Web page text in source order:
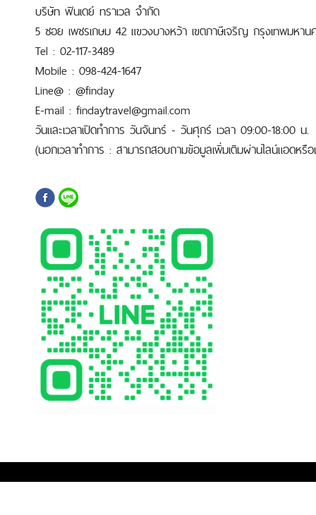
บริษัท ฟินเดย์ ทราเวล จำกัด
5 ซอย เพชรเกษม 42 แขวงบางหว้า เขตภาษีเจริญ กรุงเทพมหาน
Tel : 02-117-3489
Mobile : 098-424-1647
Line@ : @finday
E-mail : findaytravel@gmail.com
วันและเวลาเปิดทำการ วันจันทร์ - วันศุกร์ เวลา 09:00-18:00 น.
(นอกเวลาทำการ : สามารถสอบถามข้อมูลเพิ่มเติมผ่านไลน์แอดหรือ